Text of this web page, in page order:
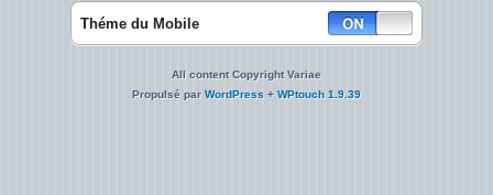
Théme du Mobile
All content Copyright Variae
Propulsé parWordPress + WPtouch 1.9.39